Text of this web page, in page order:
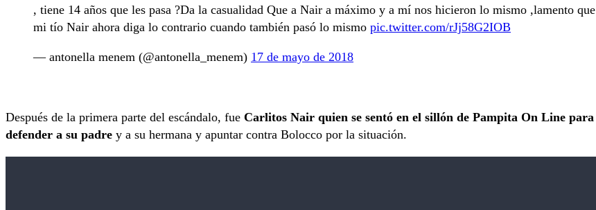
, tiene 14 años que les pasa ?Da la casualidad Que a Nair a máximo y a mí nos hicieron lo mismo ,lamento que
mi tío Nair ahora diga lo contrario cuando también pasó lo mismo pic.twitter.com/rJj58G2IOB
— antonella menem (@antonella_menem) 17 de mayo de 2018
Después de la primera parte del escándalo, fue Carlitos Nair quien se sentó en el sillón de Pampita On Line para
defender a su padre y a su hermana y apuntar contra Bolocco por la situación.